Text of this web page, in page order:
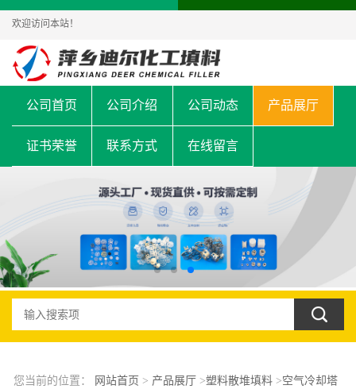
欢迎访问本站！
公司首页 公司介绍 公司动态 产品展厅
证书荣誉 联系方式 在线留言
您当前的位置： 网站首页 > 产品展厅>塑料散堆填料>空气冷却塔